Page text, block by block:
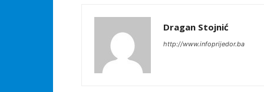
Dragan Stojnić
http://www.infoprijedor.ba